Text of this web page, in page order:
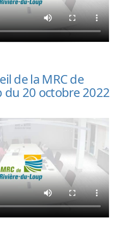
de la MRC de
du 20 octobre 2022